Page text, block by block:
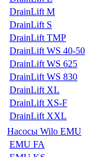
DrainLift M
DrainLift S
DrainLift TMP
DrainLift WS 40-50
DrainLift WS 625
DrainLift WS 830
DrainLift XL
DrainLift XS-F
DrainLift XXL
Насосы Wilo EMU
EMU FA